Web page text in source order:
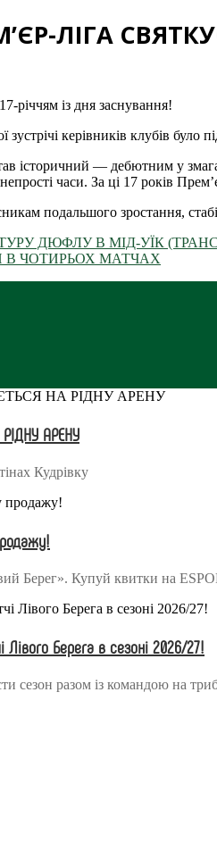
ЛІГА
річчям із дня заснування!
зустрічі керівників клубів
історичний — дебютним у
часи. За ці 17 років
подальшого зростання,
ДЮФЛУ В МІД-УЇК
В ЧОТИРЬОХ МАТЧАХ
АРЕНУ
Кудрівку
Берег». Купуй квитки на
Берега в сезоні 2026/27!
сезон разом із командою на